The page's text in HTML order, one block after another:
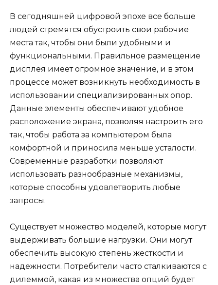
В сегодняшней цифровой эпохе все больше
людей стремятся обустроить свои рабочие
места так, чтобы они были удобными и
функциональными. Правильное размещение
дисплея имеет огромное значение, и в этом
процессе может возникнуть необходимость в
использовании специализированных опор.
Данные элементы обеспечивают удобное
расположение экрана, позволяя настроить его
так, чтобы работа за компьютером была
комфортной и приносила меньше усталости.
Современные разработки позволяют
использовать разнообразные механизмы,
которые способны удовлетворить любые
запросы.
Существует множество моделей, которые могут
выдерживать большие нагрузки. Они могут
обеспечить высокую степень жесткости и
надежности. Потребители часто сталкиваются с
дилеммой, какая из множества опций будет